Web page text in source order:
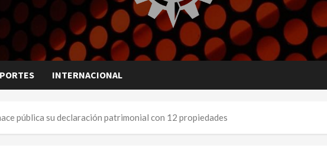
INTERNACIONAL
pública su declaración patrimonial con 12 propiedades